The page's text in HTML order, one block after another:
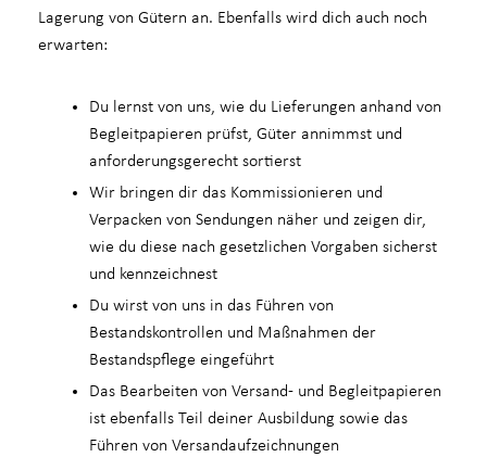
Lagerung von Gütern an. Ebenfalls wird dich auch noch
erwarten:
Du lernst von uns, wie du Lieferungen anhand von
Begleitpapieren prüfst, Güter annimmst und
anforderungsgerecht sortierst
Wir bringen dir das Kommissionieren und
Verpacken von Sendungen näher und zeigen dir,
wie du diese nach gesetzlichen Vorgaben sicherst
und kennzeichnest
Du wirst von uns in das Führen von
Bestandskontrollen und Maßnahmen der
Bestandspflege eingeführt
Das Bearbeiten von Versand- und Begleitpapieren
ist ebenfalls Teil deiner Ausbildung sowie das
Führen von Versandaufzeichnungen